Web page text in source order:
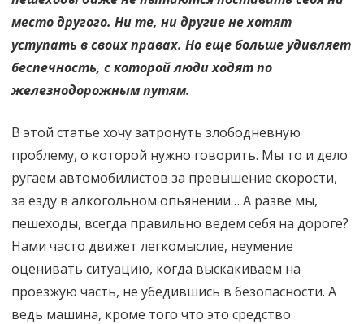
место другого. Ни те, ни другие не хотят
уступать в своих правах. Но еще больше удивляет
беспечность, с которой люди ходят по
железнодорожным путям.
В этой статье хочу затронуть злободневную
проблему, о которой нужно говорить. Мы то и дело
ругаем автомобилистов за превышение скорости,
за езду в алкогольном опьянении… А разве мы,
пешеходы, всегда правильно ведем себя на дороге?
Нами часто движет легкомыслие, неумение
оценивать ситуацию, когда выскакиваем на
проезжую часть, не убедившись в безопасности. А
ведь машина, кроме того что это средство